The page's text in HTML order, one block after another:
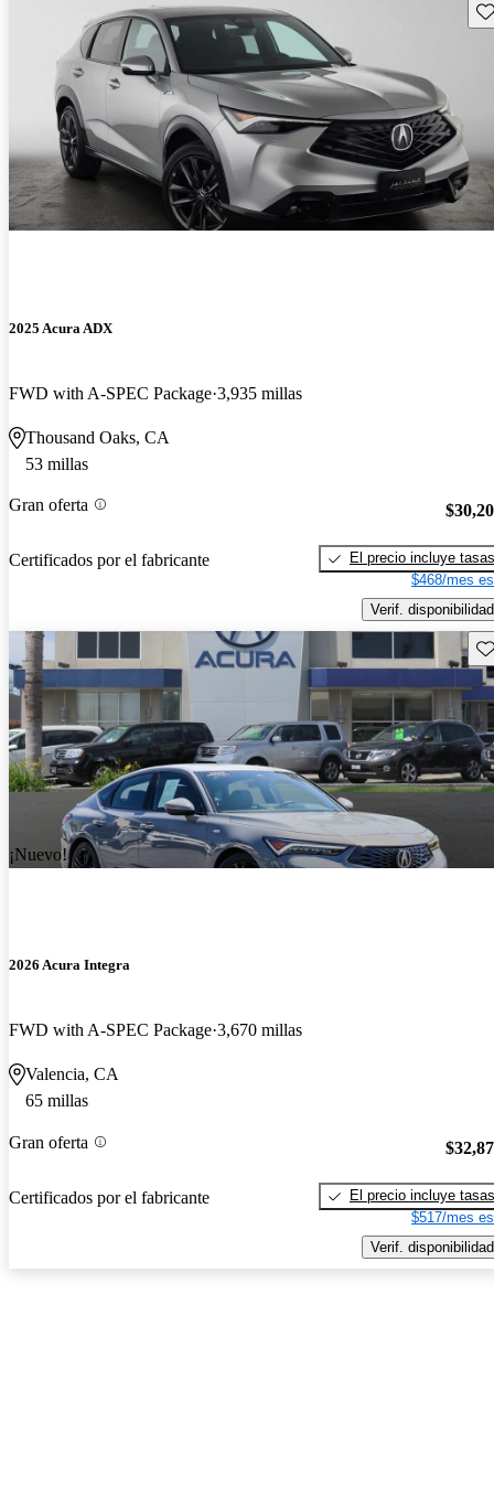
2025 Acura ADX
FWD with A-SPEC Package 3,935 millas
Thousand Oaks, CA
53 millas
Gran oferta
Certificados por el fabricante
El precio incluye tasas
$468/mes
Verif. disponibilidad
¡Nuevo!
2026 Acura Integra
FWD with A-SPEC Package 3,670 millas
Valencia, CA
65 millas
Gran oferta
Certificados por el fabricante
El precio incluye tasas
$517/mes
Verif. disponibilidad